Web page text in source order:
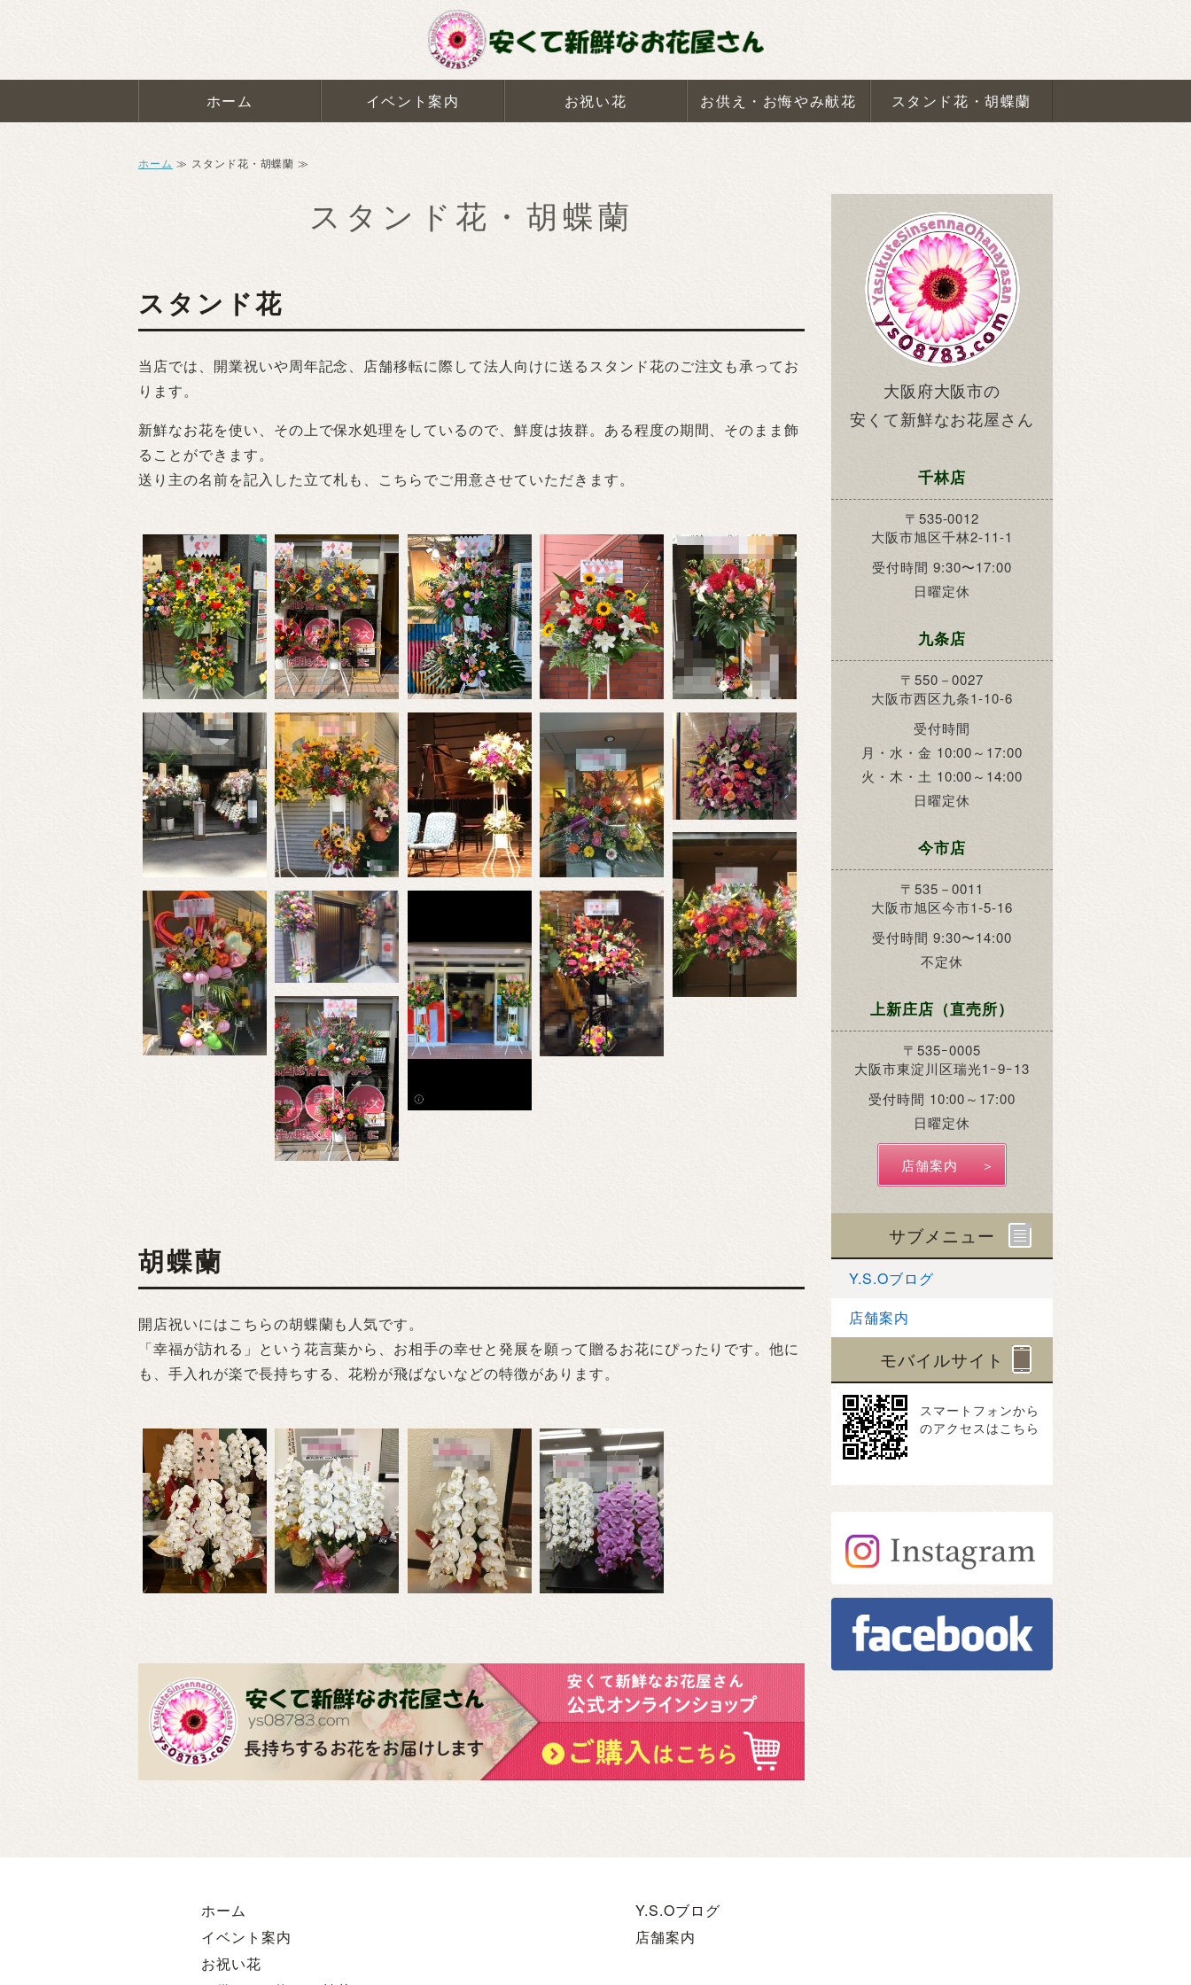
ホーム イベント案内 お祝い花 お供え・お悔やみ献花 スタンド花・胡蝶蘭
ホーム ≫ スタンド花・胡蝶蘭 ≫
スタンド花・胡蝶蘭
スタンド花
当店では、開業祝いや周年記念、店舗移転に際して法人向けに送るスタンド花のご注文も承ってお
ります。
新鮮なお花を使い、その上で保水処理をしているので、鮮度は抜群。ある程度の期間、そのまま飾
ることができます。
送り主の名前を記入した立て札も、こちらでご用意させていただきます。
胡蝶蘭
開店祝いにはこちらの胡蝶蘭も人気です。
「幸福が訪れる」という花言葉から、お相手の幸せと発展を願って贈るお花にぴったりです。他に
も、手入れが楽で長持ちする、花粉が飛ばないなどの特徴があります。
大阪府大阪市の
安くて新鮮なお花屋さん
千林店
〒535-0012
大阪市旭区千林2-11-1
受付時間 9:30〜17:00
日曜定休
九条店
〒550－0027
大阪市西区九条1-10-6
受付時間
月・水・金 10:00～17:00
火・木・土 10:00～14:00
日曜定休
今市店
〒535－0011
大阪市旭区今市1-5-16
受付時間 9:30〜14:00
不定休
上新庄店（直売所）
〒535ｰ0005
大阪市東淀川区瑞光1ｰ9ｰ13
受付時間 10:00～17:00
日曜定休
店舗案内
サブメニュー
Y.S.Oブログ
店舗案内
モバイルサイト
スマートフォンから
のアクセスはこちら
ホーム
イベント案内
お祝い花
Y.S.Oブログ
店舗案内